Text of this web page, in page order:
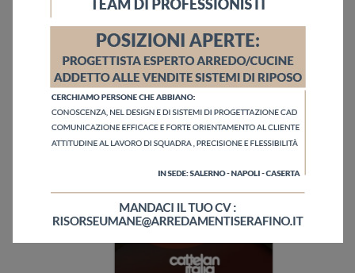
Sfoglia i cataloghi